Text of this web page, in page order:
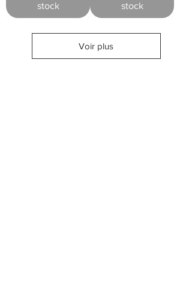
stock
stock
Voir plus